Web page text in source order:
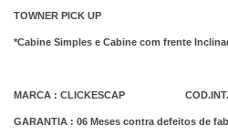
TOWNER PICK UP
*Cabine Simples e Cabine com frente
MARCA : CLICKESCAP
GARANTIA : 06 Meses contra defeitos de